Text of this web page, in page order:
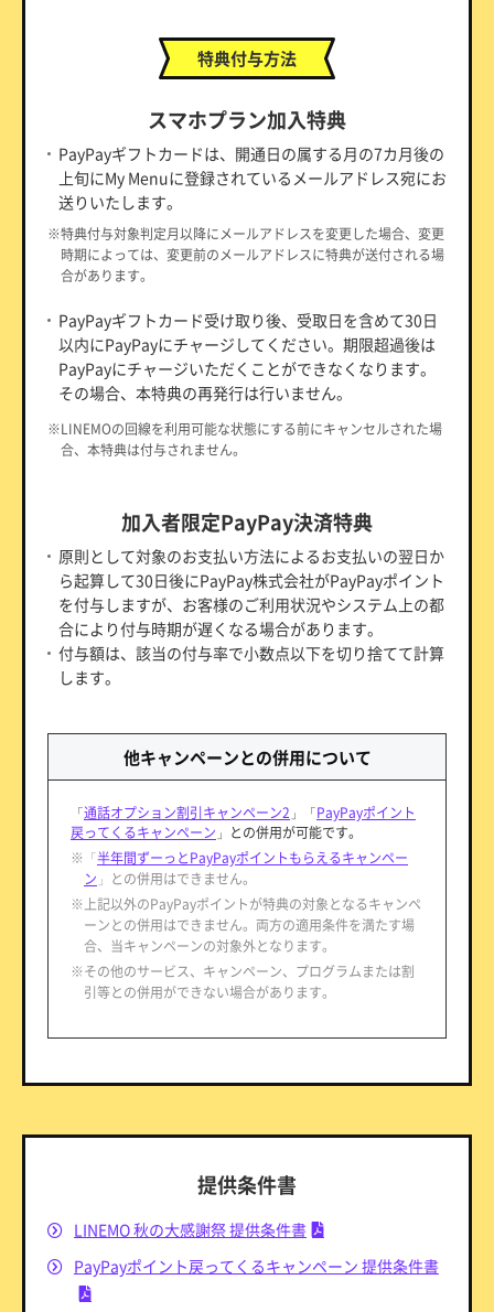
特典付与方法
スマホプラン加入特典
PayPayギフトカードは、開通日の属する月の7カ月後の
上旬にMy Menuに登録されているメールアドレス宛にお
送りいたします。
※特典付与対象判定月以降にメールアドレスを変更した場合、変更
時期によっては、変更前のメールアドレスに特典が送付される場
合があります。
PayPayギフトカード受け取り後、受取日を含めて30日
以内にPayPayにチャージしてください。期限超過後は
PayPayにチャージいただくことができなくなります。
その場合、本特典の再発行は行いません。
※LINEMOの回線を利用可能な状態にする前にキャンセルされた場
合、本特典は付与されません。
加入者限定PayPay決済特典
原則として対象のお支払い方法によるお支払いの翌日か
ら起算して30日後にPayPay株式会社がPayPayポイント
を付与しますが、お客様のご利用状況やシステム上の都
合により付与時期が遅くなる場合があります。
付与額は、該当の付与率で小数点以下を切り捨てて計算
します。
他キャンペーンとの併用について
「通話オプション割引キャンペーン2 」「PayPayポイント
戻ってくるキャンペーン 」との併用が可能です。
※「半年間ずーっとPayPayポイントもらえるキャンペー
ン 」との併用はできません。
※上記以外のPayPayポイントが特典の対象となるキャンペ
ーンとの併用はできません。両方の適用条件を満たす場
合、当キャンペーンの対象外となります。
※その他のサービス、キャンペーン、プログラムまたは割
引等との併用ができない場合があります。
提供条件書
LINEMO 秋の大感謝祭 提供条件書
PayPayポイント戻ってくるキャンペーン 提供条件書